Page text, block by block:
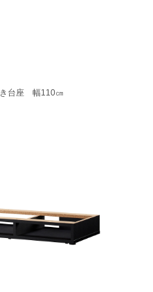
き台座 幅110㎝